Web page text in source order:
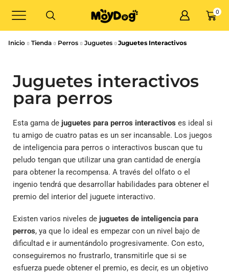
0
Inicio Tienda Perros Juguetes Juguetes Interactivos
Juguetes interactivos
para perros
Esta gama de juguetes para perros interactivos es ideal si
tu amigo de cuatro patas es un ser incansable. Los juegos
de inteligencia para perros o interactivos buscan que tu
peludo tengan que utilizar una gran cantidad de energía
para obtener la recompensa. A través del olfato o el
ingenio tendrá que desarrollar habilidades para obtener el
premio del interior del juguete interactivo.
Existen varios niveles de juguetes de inteligencia para
perros, ya que lo ideal es empezar con un nivel bajo de
dificultad e ir aumentándolo progresivamente. Con esto,
conseguiremos no frustrarlo, transmitirle que si se
esfuerza puede obtener el premio, es decir, es un objetivo